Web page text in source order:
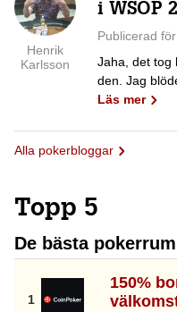
Henrik
Karlsson
i WSOP
Publicerad
Jaha, det tog
den. Jag
Läs mer
Alla pokerbloggar
Topp 5
De bästa
150%